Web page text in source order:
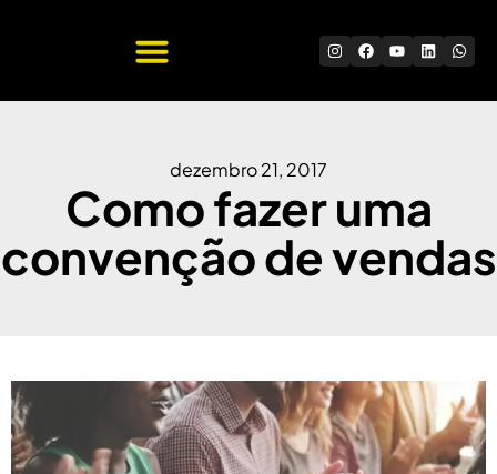
dezembro 21, 2017
Como fazer uma
convenção de vendas